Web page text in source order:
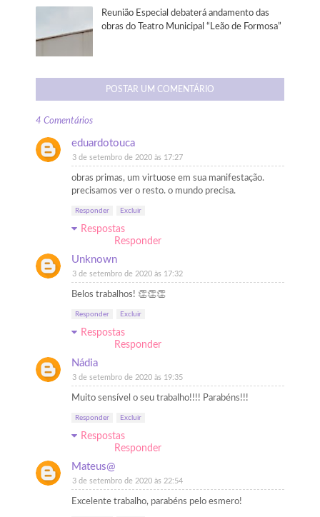
Reunião Especial debaterá andamento das
obras do Teatro Municipal “Leão de Formosa”
POSTAR UM COMENTÁRIO
4 Comentários
eduardotouca
3 de setembro de 2020 às 17:27
obras primas, um virtuose em sua manifestação.
precisamos ver o resto. o mundo precisa.
Responder Excluir
Respostas
Responder
Unknown
3 de setembro de 2020 às 17:32
Belos trabalhos! 👏👏👏
Responder Excluir
Respostas
Responder
Nádia
3 de setembro de 2020 às 19:35
Muito sensível o seu trabalho!!!! Parabéns!!!
Responder Excluir
Respostas
Responder
Mateus@
3 de setembro de 2020 às 22:54
Excelente trabalho, parabéns pelo esmero!